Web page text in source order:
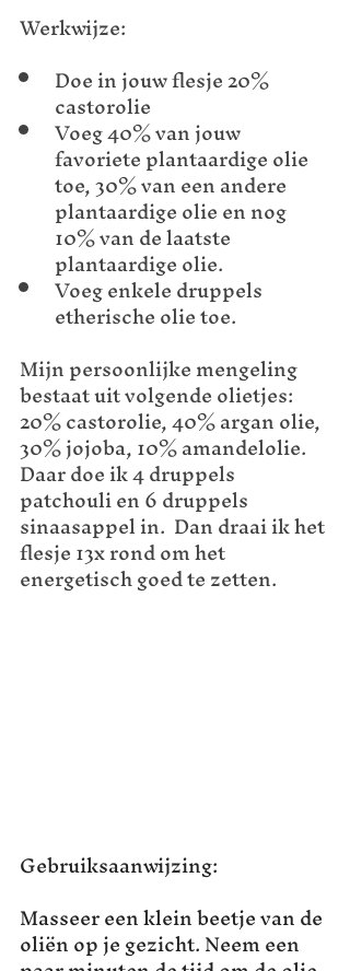
Werkwijze:
Doe in jouw flesje 20%
castorolie
Voeg 40% van jouw
favoriete plantaardige olie
toe, 30% van een andere
plantaardige olie en nog
10% van de laatste
plantaardige olie.
Voeg enkele druppels
etherische olie toe.
Mijn persoonlijke mengeling
bestaat uit volgende olietjes:
20% castorolie, 40% argan olie,
30% jojoba, 10% amandelolie.
Daar doe ik 4 druppels
patchouli en 6 druppels
sinaasappel in.  Dan draai ik het
flesje 13x rond om het
energetisch goed te zetten.
Gebruiksaanwijzing:
Masseer een klein beetje van de
oliën op je gezicht. Neem een